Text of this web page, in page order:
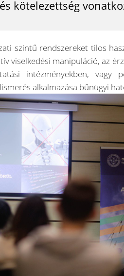
kötelezettség
szintű rendszereket tilos
viselkedési manipuláció, az
intézményekben, vagy
alkalmazása bűnügyi